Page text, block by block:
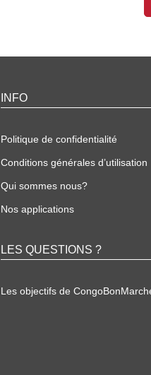
INFO
Politique de confidentialité
Conditions générales d’utilisation
Qui sommes nous?
Nos applications
LES QUESTIONS ?
Les objectifs de